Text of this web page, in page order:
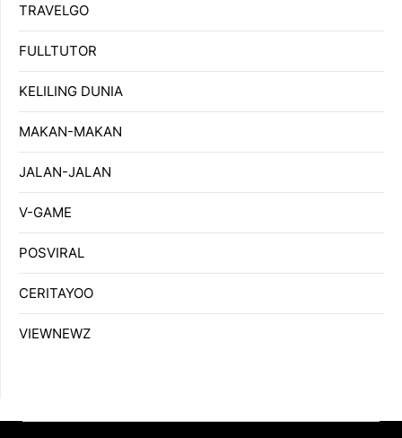
TRAVELGO
FULLTUTOR
KELILING DUNIA
MAKAN-MAKAN
JALAN-JALAN
V-GAME
POSVIRAL
CERITAYOO
VIEWNEWZ